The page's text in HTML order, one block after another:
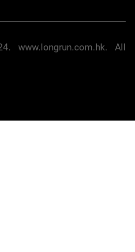
www.longrun.com.hk. All